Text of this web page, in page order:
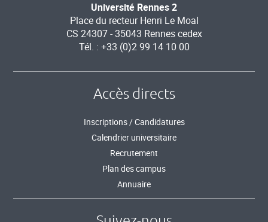
Université Rennes 2
Place du recteur Henri Le Moal
CS 24307 - 35043 Rennes cedex
Tél. : +33 (0)2 99 14 10 00
Accès directs
Inscriptions / Candidatures
Calendrier universitaire
Recrutement
Plan des campus
Annuaire